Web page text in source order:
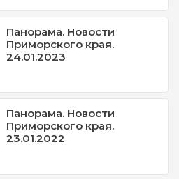
Панорама. Новости
Приморского края.
24.01.2023
Панорама. Новости
Приморского края.
23.01.2022